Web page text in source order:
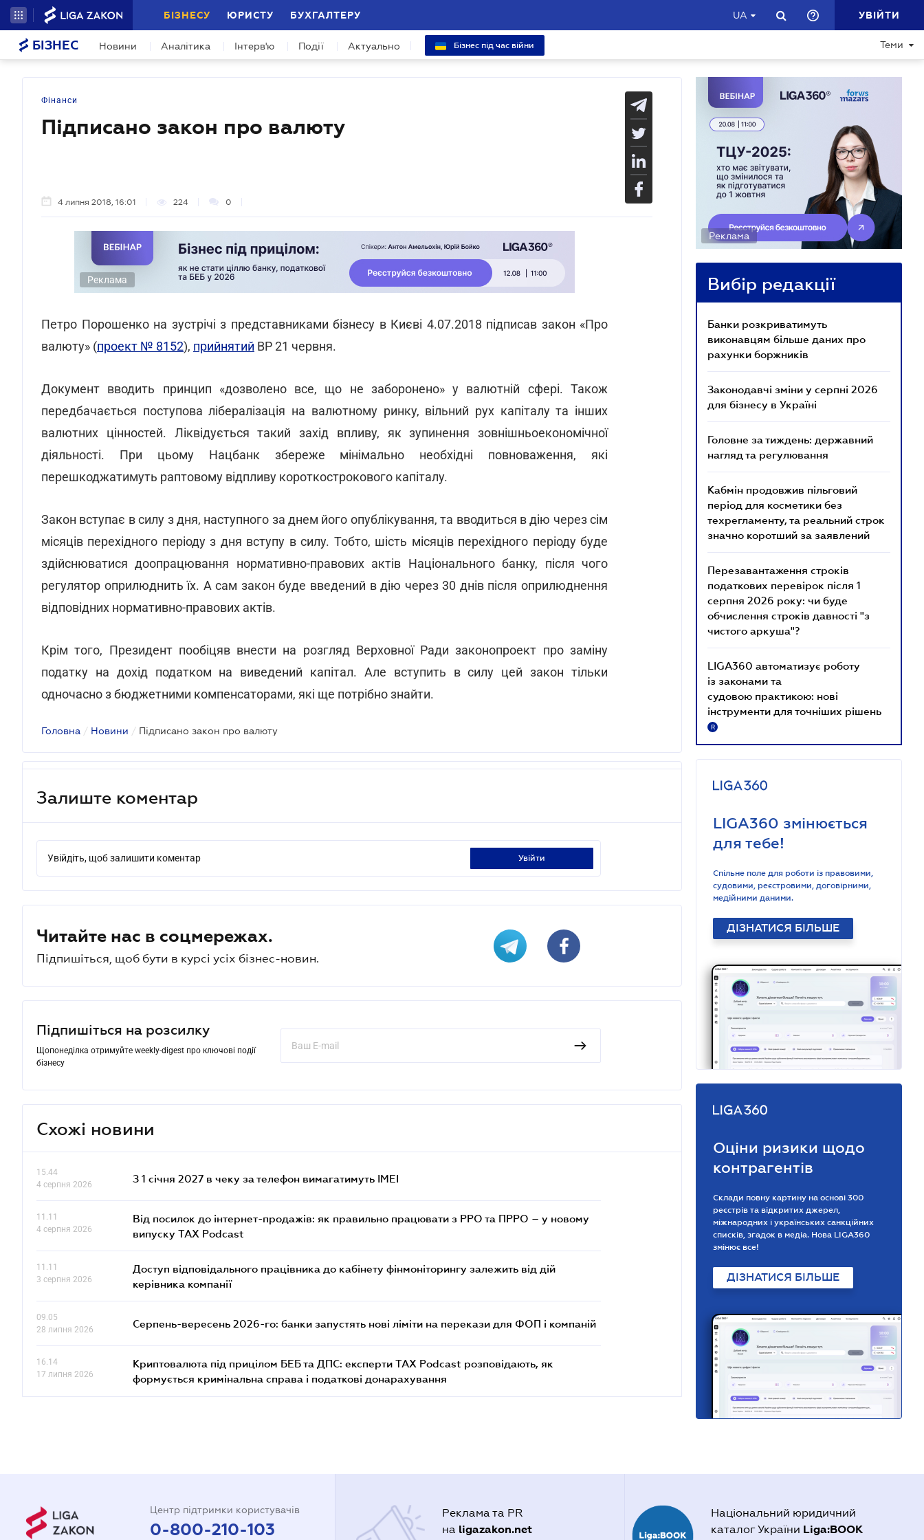
БІЗНЕСУ ЮРИСТУ БУХГАЛТЕРУ UA УВІЙТИ
БІЗНЕС Новини Аналітика Інтерв'ю Події Актуально Бізнес під час війни Теми
Фінанси
Підписано закон про валюту
4 липня 2018, 16:01 224 0
Реклама
Петро Порошенко на зустрічі з представниками бізнесу в Києві 4.07.2018 підписав закон «Про
валюту» (проект № 8152), прийнятий ВР 21 червня.
Документ вводить принцип «дозволено все, що не заборонено» у валютній сфері. Також
передбачається поступова лібералізація на валютному ринку, вільний рух капіталу та інших
валютних цінностей. Ліквідується такий захід впливу, як зупинення зовнішньоекономічної
діяльності. При цьому Нацбанк збереже мінімально необхідні повноваження, які
перешкоджатимуть раптовому відпливу короткострокового капіталу.
Закон вступає в силу з дня, наступного за днем його опублікування, та вводиться в дію через сім
місяців перехідного періоду з дня вступу в силу. Тобто, шість місяців перехідного періоду буде
здійснюватися доопрацювання нормативно-правових актів Національного банку, після чого
регулятор оприлюднить їх. А сам закон буде введений в дію через 30 днів після оприлюднення
відповідних нормативно-правових актів.
Крім того, Президент пообіцяв внести на розгляд Верховної Ради законопроект про заміну
податку на дохід податком на виведений капітал. Але вступить в силу цей закон тільки
одночасно з бюджетними компенсаторами, які ще потрібно знайти.
Головна / Новини / Підписано закон про валюту
Залиште коментар
Увійдіть, щоб залишити коментар увійти
Читайте нас в соцмережах.
Підпишіться, щоб бути в курсі усіх бізнес-новин.
Підпишіться на розсилку
Щопонеділка отримуйте weekly-digest про ключові події
бізнесу
Схожі новини
15.44
4 серпня 2026
З 1 січня 2027 в чеку за телефон вимагатимуть IMEI
11.11
4 серпня 2026
Від посилок до інтернет-продажів: як правильно працювати з РРО та ПРРО – у новому
випуску TAX Podcast
11.11
3 серпня 2026
Доступ відповідального працівника до кабінету фінмоніторингу залежить від дій
керівника компанії
09.05
28 липня 2026
Серпень-вересень 2026-го: банки запустять нові ліміти на перекази для ФОП і компаній
16.14
17 липня 2026
Криптовалюта під прицілом БЕБ та ДПС: експерти TAX Podcast розповідають, як
формується кримінальна справа і податкові донарахування
Реклама
Вибір редакції
Банки розкриватимуть
виконавцям більше даних про
рахунки боржників
Законодавчі зміни у серпні 2026
для бізнесу в Україні
Головне за тиждень: державний
нагляд та регулювання
Кабмін продовжив пільговий
період для косметики без
техрегламенту, та реальний строк
значно коротший за заявлений
Перезавантаження строків
податкових перевірок після 1
серпня 2026 року: чи буде
обчислення строків давності "з
чистого аркуша"?
LIGA360 автоматизує роботу
із законами та
судовою практикою: нові
інструменти для точніших рішень
R
LIGA360 змінюється
для тебе!
Спільне поле для роботи із правовими,
судовими, реєстровими, договірними,
медійними даними.
ДІЗНАТИСЯ БІЛЬШЕ
Оціни ризики щодо
контрагентів
Склади повну картину на основі 300
реєстрів та відкритих джерел,
міжнародних і українських санкційних
списків, згадок в медіа. Нова LIGA360
змінює все!
ДІЗНАТИСЯ БІЛЬШЕ
Центр підтримки користувачів
0-800-210-103
Реклама та PR
на ligazakon.net
Національний юридичний
каталог України Liga:BOOK